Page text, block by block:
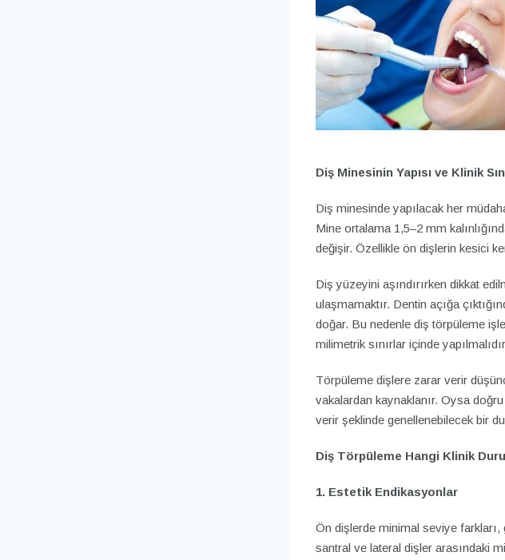
Diş Minesinin Yapısı ve Klinik
Diş minesinde yapılacak her
Mine ortalama 1,5–2 mm
değişir. Özellikle ön dişlerin kesici
Diş yüzeyini aşındırırken dikkat
ulaşmamaktır. Dentin açığa
doğar. Bu nedenle diş törpüleme
milimetrik sınırlar içinde
Törpüleme dişlere zarar verir
vakalardan kaynaklanır. Oysa
verir şeklinde genellenebilecek bir
Diş Törpüleme Hangi Klinik
1. Estetik Endikasyonlar
Ön dişlerde minimal seviye
santral ve lateral dişler arasındaki